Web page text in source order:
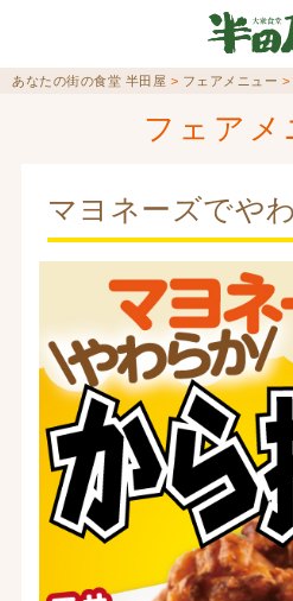
あなたの街の食堂 半田屋 > フェアメニュー >
フェアメ
マヨネーズでや